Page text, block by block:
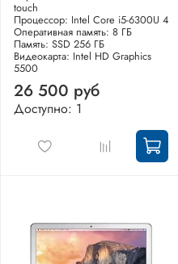
touch
Процессор: Intel Core i5-6300U 4
Оперативная память: 8 ГБ
Память: SSD 256 ГБ
Видеокарта: Intel HD Graphics
5500
26 500 руб
Доступно: 1